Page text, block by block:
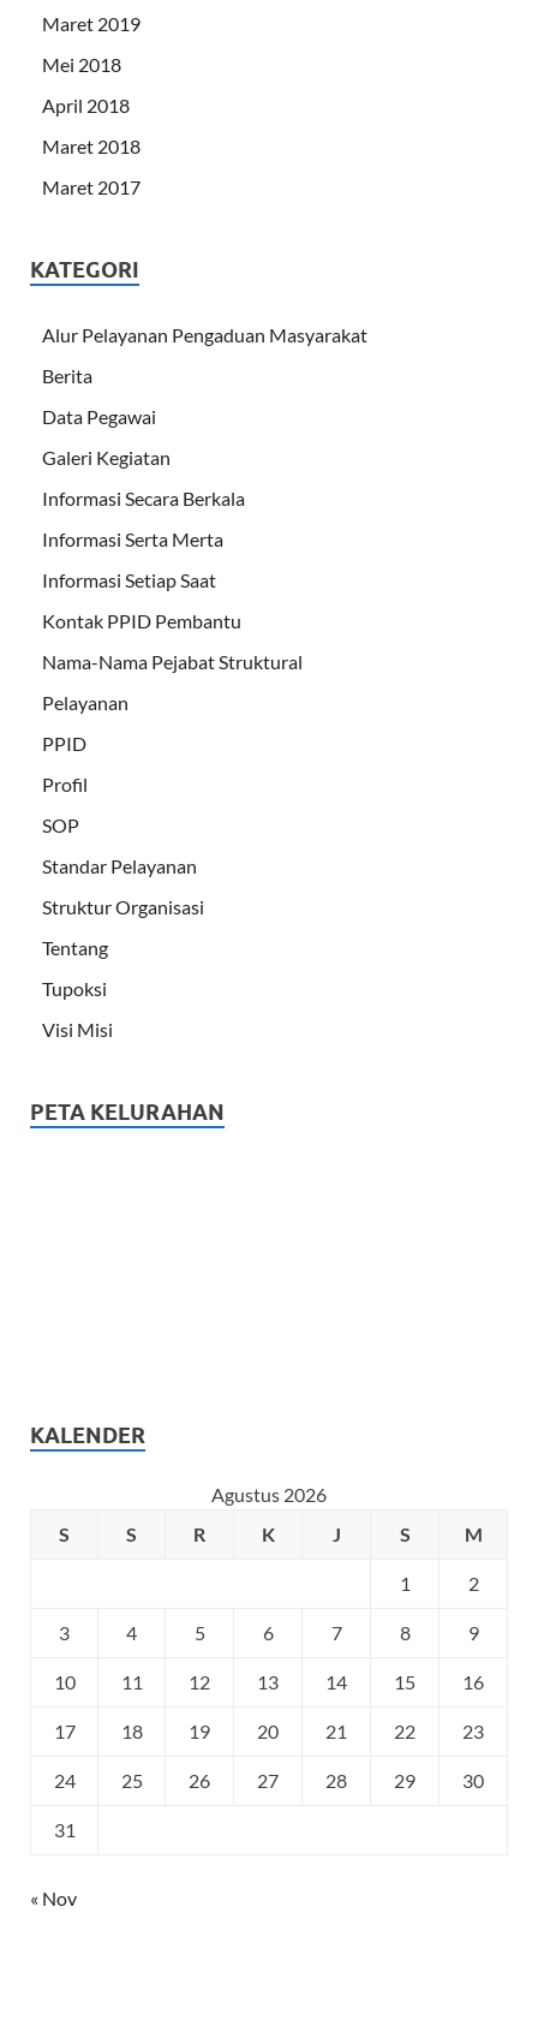
Maret 2019
Mei 2018
April 2018
Maret 2018
Maret 2017
KATEGORI
Alur Pelayanan Pengaduan Masyarakat
Berita
Data Pegawai
Galeri Kegiatan
Informasi Secara Berkala
Informasi Serta Merta
Informasi Setiap Saat
Kontak PPID Pembantu
Nama-Nama Pejabat Struktural
Pelayanan
PPID
Profil
SOP
Standar Pelayanan
Struktur Organisasi
Tentang
Tupoksi
Visi Misi
PETA KELURAHAN
KALENDER
Agustus 2026
S
S R K J S M
1 2
3 4 5 6 7 8 9
10 11 12 13 14 15 16
17 18 19 20 21 22 23
24 25 26 27 28 29 30
31
« Nov